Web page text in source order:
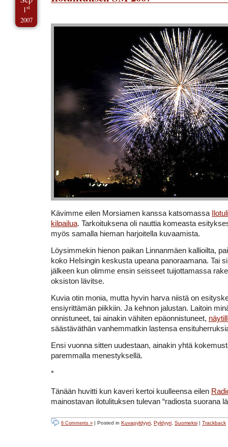
1st
2007
Kävimme eilen Morsiamen kanssa katsomassa
kilpailua. Tarkoituksena oli nauttia komeasta
myös samalla hieman harjoitella kuvaamista.
Löysimmekin hienon paikan Linnanmäen kallioilta,
koko Helsingin keskusta upeana panoraamana. Tai
jälkeen kun olimme ensin seisseet tuijottamassa
oksiston lävitse.
Kuvia otin monia, mutta hyvin harva niistä on
ensiyrittämän piikkiin. Ja kehnon jalustan. Laitoin
onnistuneet, tai ainakin vähiten epäonnistuneet,
säästäväthän vanhemmatkin lastensa
Ensi vuonna sitten uudestaan, ainakin yhtä
paremmalla menestyksellä.
*
Tänään huvitti kun kaveri kertoi kuulleensa eilen
mainostavan ilotulituksen tulevan “radiosta suorana
6 Comments » | Posted in Kuvapyldyyri, Pyldyyri, Suomeksi | Trackback